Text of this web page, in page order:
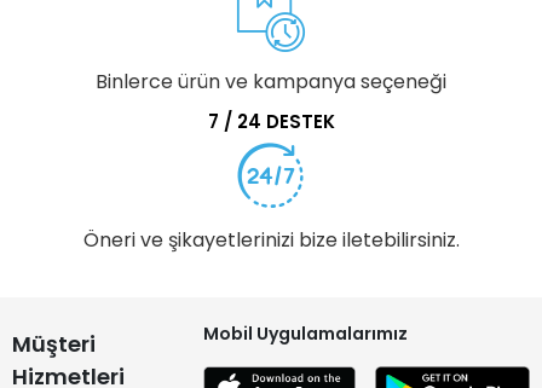
Binlerce ürün ve kampanya seçeneği
7 / 24 DESTEK
Öneri ve şikayetlerinizi bize iletebilirsiniz.
Müşteri
Hizmetleri
Mobil Uygulamalarımız